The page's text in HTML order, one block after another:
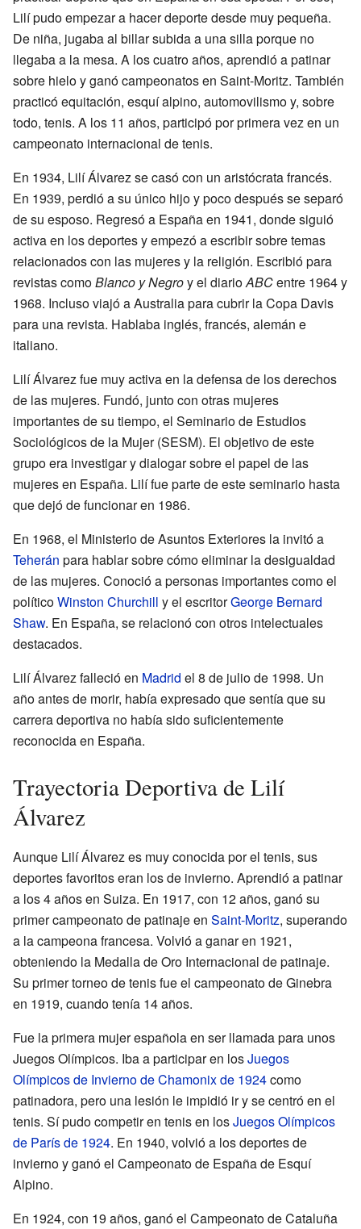
Lilí pudo empezar a hacer deporte desde muy pequeña.
De niña, jugaba al billar subida a una silla porque no
llegaba a la mesa. A los cuatro años, aprendió a patinar
sobre hielo y ganó campeonatos en Saint-Moritz. También
practicó equitación, esquí alpino, automovilismo y, sobre
todo, tenis. A los 11 años, participó por primera vez en un
campeonato internacional de tenis.
En 1934, Lilí Álvarez se casó con un aristócrata francés.
En 1939, perdió a su único hijo y poco después se separó
de su esposo. Regresó a España en 1941, donde siguió
activa en los deportes y empezó a escribir sobre temas
relacionados con las mujeres y la religión. Escribió para
revistas comoBlanco y Negroy el diarioABCentre 1964 y
1968. Incluso viajó a Australia para cubrir la Copa Davis
para una revista. Hablaba inglés, francés, alemán e
italiano.
Lilí Álvarez fue muy activa en la defensa de los derechos
de las mujeres. Fundó, junto con otras mujeres
importantes de su tiempo, el Seminario de Estudios
Sociológicos de la Mujer (SESM). El objetivo de este
grupo era investigar y dialogar sobre el papel de las
mujeres en España. Lilí fue parte de este seminario hasta
que dejó de funcionar en 1986.
En 1968, el Ministerio de Asuntos Exteriores la invitó a
Teherán para hablar sobre cómo eliminar la desigualdad
de las mujeres. Conoció a personas importantes como el
políticoWinston Churchill y el escritorGeorge Bernard
Shaw. En España, se relacionó con otros intelectuales
destacados.
Lilí Álvarez falleció en Madrid el 8 de julio de 1998. Un
año antes de morir, había expresado que sentía que su
carrera deportiva no había sido suficientemente
reconocida en España.
Trayectoria Deportiva de Lilí
Álvarez
Aunque Lilí Álvarez es muy conocida por el tenis, sus
deportes favoritos eran los de invierno. Aprendió a patinar
a los 4 años en Suiza. En 1917, con 12 años, ganó su
primer campeonato de patinaje en Saint-Moritz, superando
a la campeona francesa. Volvió a ganar en 1921,
obteniendo la Medalla de Oro Internacional de patinaje.
Su primer torneo de tenis fue el campeonato de Ginebra
en 1919, cuando tenía 14 años.
Fue la primera mujer española en ser llamada para unos
Juegos Olímpicos. Iba a participar en losJuegos
Olímpicos de Invierno de Chamonix de 1924como
patinadora, pero una lesión le impidió ir y se centró en el
tenis. Sí pudo competir en tenis en losJuegos Olímpicos
de París de 1924. En 1940, volvió a los deportes de
invierno y ganó el Campeonato de España de Esquí
Alpino.
En 1924, con 19 años, ganó el Campeonato de Cataluña